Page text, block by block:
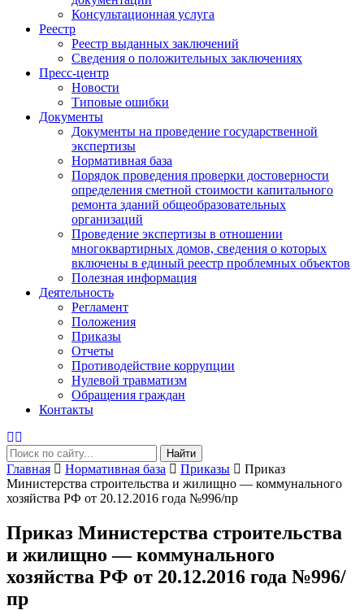
Консультационная услуга
Реестр
Реестр выданных заключений
Сведения о положительных заключениях
Пресс-центр
Новости
Типовые ошибки
Документы
Документы на проведение государственной
экспертизы
Нормативная база
Порядок проведения проверки достоверности
определения сметной стоимости капитального
ремонта зданий общеобразовательных
организаций
Проведение экспертизы в отношении
многоквартирных домов, сведения о которых
включены в единый реестр проблемных объектов
Полезная информация
Деятельность
Регламент
Положения
Приказы
Отчеты
Противодействие коррупции
Нулевой травматизм
Обращения граждан
Контакты
Найти
Главная Нормативная база Приказы
Приказ
Министерства строительства и жилищно — коммунального
хозяйства РФ от 20.12.2016 года №996/пр
Приказ Министерства строительства
и жилищно — коммунального
хозяйства РФ от 20.12.2016 года №996/
пр